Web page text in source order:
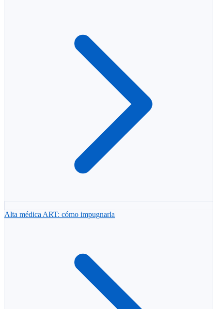
Alta médica ART: cómo impugnarla